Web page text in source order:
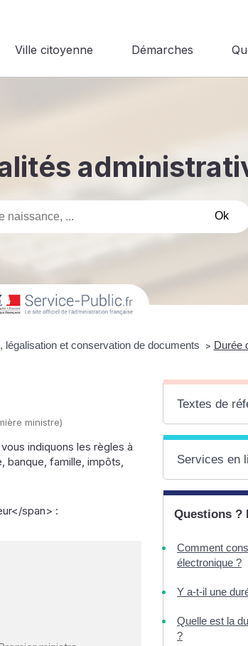
Ville citoyenne Démarches
légalisation et conservation de documents > Durée
ministre)
indiquons les règles à
banque, famille, impôts,
span> :
Textes de
Services en
Questions ?
Comment
électronique ?
Y a-t-il une
Quelle est la
?